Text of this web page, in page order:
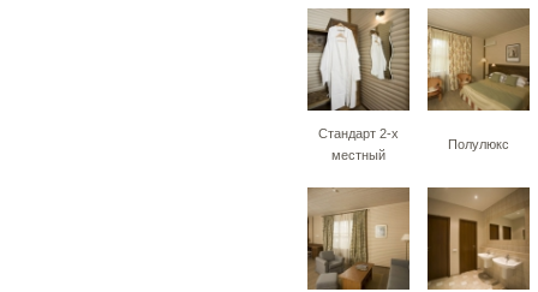
Стандарт 2-х
местный
Полулюкс